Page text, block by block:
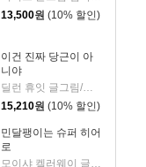
13,500원 (10% 할인)
이건 진짜 당근이 아
니야
딜런 휴잇 글그림/이현아 역
15,210원 (10% 할인)
민달팽이는 슈퍼 히어
로
모이샤 켈러웨이 글/박규리 역